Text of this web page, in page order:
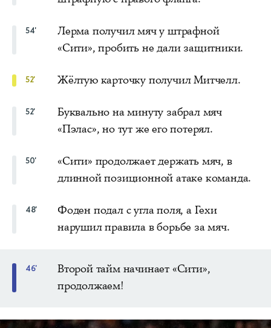
54'
Лерма получил мяч у штрафной
«Сити», пробить не дали защитники.
52' Жёлтую карточку получил Митчелл.
52'
Буквально на минуту забрал мяч
«Пэлас», но тут же его потерял.
50'
«Сити» продолжает держать мяч, в
длинной позиционной атаке команда.
48'
Фоден подал с угла поля, а Гехи
нарушил правила в борьбе за мяч.
46'
Второй тайм начинает «Сити»,
продолжаем!